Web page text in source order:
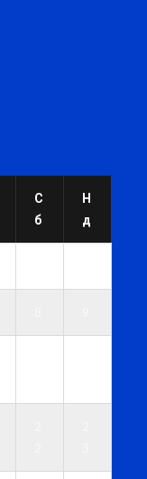
С
б
Н
д